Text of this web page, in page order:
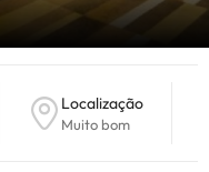
Localização
Muito bom